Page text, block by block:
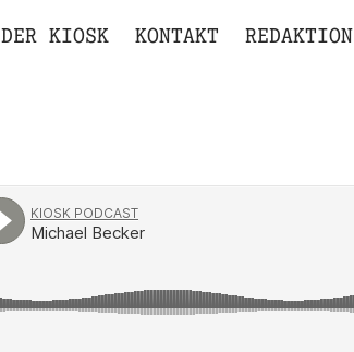
DER KIOSK KONTAKT REDAKTION